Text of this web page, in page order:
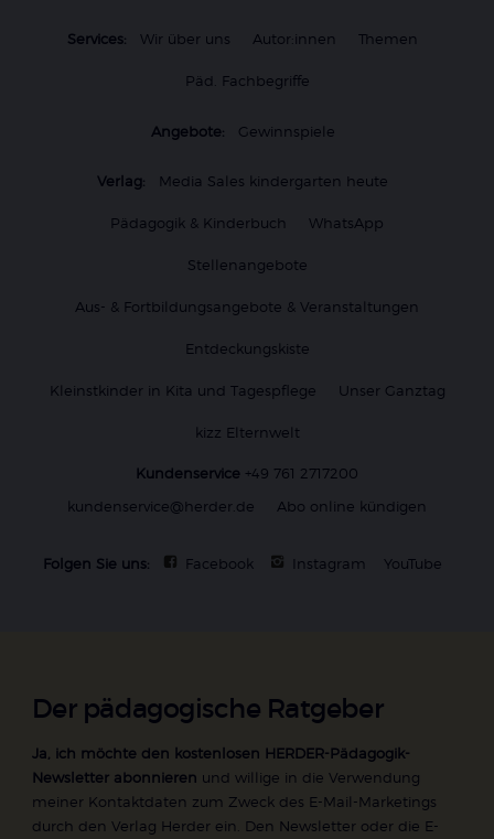
Services: Wir über uns Autor:innen Themen
Päd. Fachbegriffe
Angebote: Gewinnspiele
Verlag: Media Sales kindergarten heute
Pädagogik & Kinderbuch WhatsApp
Stellenangebote
Aus- & Fortbildungsangebote & Veranstaltungen
Entdeckungskiste
Kleinstkinder in Kita und Tagespflege Unser Ganztag
kizz Elternwelt
Kundenservice +49 761 2717200
kundenservice@herder.de
Abo online kündigen
Folgen Sie uns: Facebook Instagram YouTube
Der pädagogische Ratgeber
Ja, ich möchte den kostenlosen HERDER-Pädagogik-
Newsletter abonnieren und willige in die Verwendung
meiner Kontaktdaten zum Zweck des E-Mail-Marketings
durch den Verlag Herder ein. Den Newsletter oder die E-